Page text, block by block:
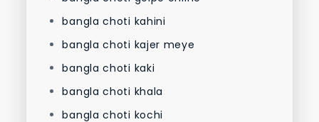
bangla choti kahini
bangla choti kajer meye
bangla choti kaki
bangla choti khala
bangla choti kochi